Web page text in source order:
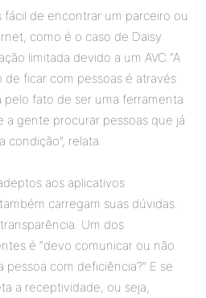
fácil de encontrar um parceiro ou
como é o caso de Daisy
limitada devido a um AVC.“A
ficar com pessoas é através
pelo fato de ser uma ferramenta
a gente procurar pessoas que já
condição”, relata.
aos aplicativos
carregam suas dúvidas.
Um dos
é “devo comunicar ou não
com deficiência?” E se
a receptividade, ou seja,